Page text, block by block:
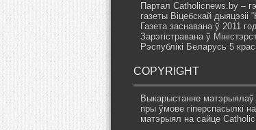
Партал Catholicnews.by –
газеты Віцебскай дыяцэзіі
Газета заснавана ў 2011
Зарэгістравана ў
Рэспублікі Беларусь 5
COPYRIGHT
Выкарыстанне матэрыялаў
пры ўмове гіперспасылкі
матэрыял на сайце